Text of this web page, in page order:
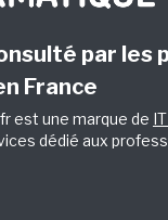
par les
France
est une marque de
dédié aux